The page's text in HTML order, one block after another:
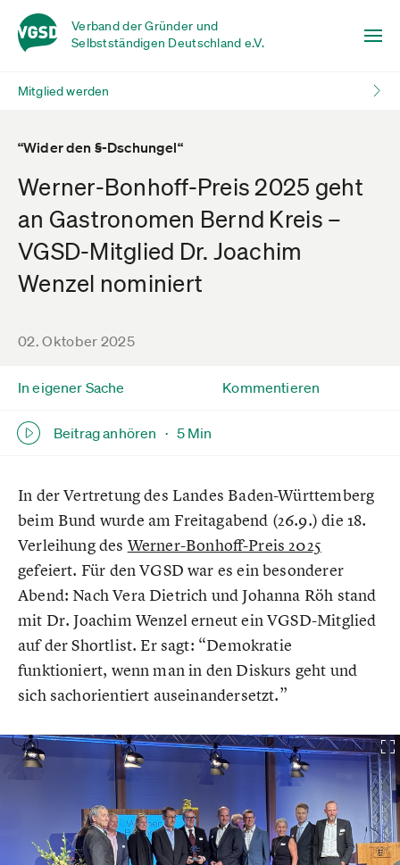
Verband der Gründer und
Selbstständigen Deutschland e.V.
Mitglied werden
“Wider den §-Dschungel“
Werner-Bonhoff-Preis 2025 geht
an Gastronomen Bernd Kreis –
VGSD-Mitglied Dr. Joachim
Wenzel nominiert
02. Oktober 2025
In eigener Sache
Beitrag anhören · 5 Min
Kommentieren
In der Vertretung des Landes Baden-Württemberg
beim Bund wurde am Freitagabend (26.9.) die 18.
Verleihung des Werner-Bonhoff-Preis 2025
gefeiert. Für den VGSD war es ein besonderer
Abend: Nach Vera Dietrich und Johanna Röh stand
mit Dr. Joachim Wenzel erneut ein VGSD-Mitglied
auf der Shortlist. Er sagt: “Demokratie
funktioniert, wenn man in den Diskurs geht und
sich sachorientiert auseinandersetzt.”